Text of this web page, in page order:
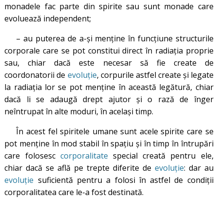
monadele fac parte din spirite sau sunt monade care
evoluează independent;
– au puterea de a-și menține în funcțiune structurile
corporale care se pot constitui direct în radiația proprie
sau, chiar dacă este necesar să fie create de
coordonatorii de evoluție, corpurile astfel create și legate
la radiația lor se pot menține în această legătură, chiar
dacă li se adaugă drept ajutor și o rază de înger
neîntrupat în alte moduri, în același timp.
În acest fel spiritele umane sunt acele spirite care se
pot menține în mod stabil în spațiu și în timp în întrupări
care folosesc corporalitate special creată pentru ele,
chiar dacă se află pe trepte diferite de evoluție: dar au
evoluție suficientă pentru a folosi în astfel de condiții
corporalitatea care le-a fost destinată.